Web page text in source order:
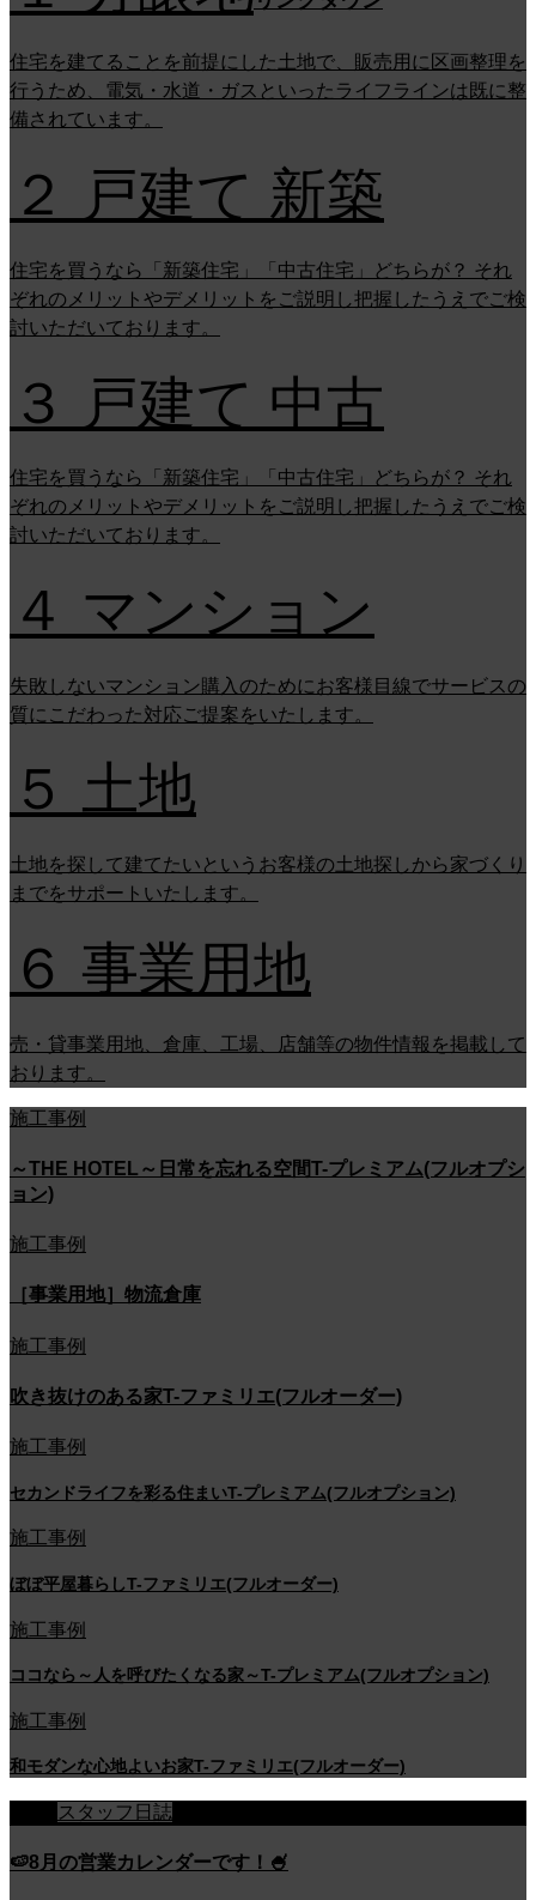
住宅を建てることを前提にした土地で、販売用に区画整理を
行うため、電気・水道・ガスといったライフラインは既に整
備されています。
２ 戸建て 新築
住宅を買うなら「新築住宅」「中古住宅」どちらが？ それ
ぞれのメリットやデメリットをご説明し把握したうえでご検
討いただいております。
３ 戸建て 中古
住宅を買うなら「新築住宅」「中古住宅」どちらが？ それ
ぞれのメリットやデメリットをご説明し把握したうえでご検
討いただいております。
４ マンション
失敗しないマンション購入のためにお客様目線でサービスの
質にこだわった対応ご提案をいたします。
５ 土地
土地を探して建てたいというお客様の土地探しから家づくり
までをサポートいたします。
６ 事業用地
売・貸事業用地、倉庫、工場、店舗等の物件情報を掲載して
おります。
施工事例
～THE HOTEL～日常を忘れる空間T-プレミアム(フルオプシ
ョン)
施工事例
［事業用地］物流倉庫
施工事例
吹き抜けのある家T-ファミリエ(フルオーダー)
施工事例
セカンドライフを彩る住まいT-プレミアム(フルオプション)
施工事例
ぼぼ平屋暮らしT-ファミリエ(フルオーダー)
施工事例
ココなら～人を呼びたくなる家～T-プレミアム(フルオプション)
施工事例
和モダンな心地よいお家T-ファミリエ(フルオーダー)
スタッフ日誌
🍉8月の営業カレンダーです！🍧